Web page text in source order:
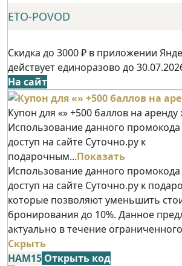
ETO-POVOD
Скидка до 3000 ₽ в приложении
действует единоразово до
На сайт
Купон для «» +500 баллов на
Использование данного
доступ на сайте Суточно.ру к
подарочным...Показать
Использование данного
доступ на сайте Суточно.ру к
которые позволяют уменьшить
бронирования до 10%. Данное
актуально в течение
Скрыть
НАМ15 Открыть код